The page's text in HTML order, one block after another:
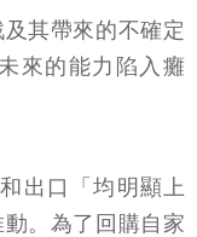
其帶來的不確定
來的能力陷入癱
出口「均明顯上
。為了回購自家